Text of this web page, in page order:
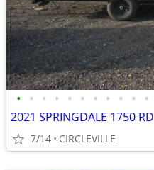
• • • • • • • • • • •
2021 SPRINGDALE 1750 RD
7/14 CIRCLEVILLE